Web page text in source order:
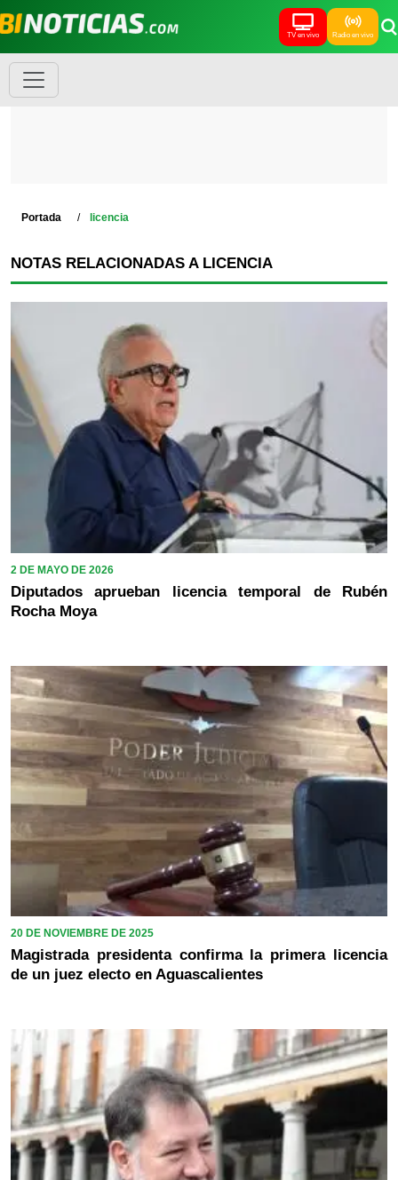
TV en vivo Radio en vivo
Portada licencia
NOTAS RELACIONADAS A LICENCIA
2 DE MAYO DE 2026
Diputados aprueban licencia temporal de Rubén
Rocha Moya
20 DE NOVIEMBRE DE 2025
Magistrada presidenta confirma la primera licencia
de un juez electo en Aguascalientes